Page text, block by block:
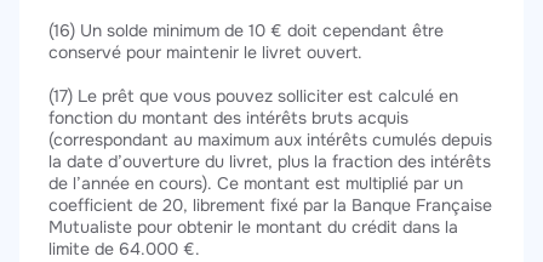
(16) Un solde minimum de 10 € doit cependant être
conservé pour maintenir le livret ouvert.
(17) Le prêt que vous pouvez solliciter est calculé en
fonction du montant des intérêts bruts acquis
(correspondant au maximum aux intérêts cumulés depuis
la date d’ouverture du livret, plus la fraction des intérêts
de l’année en cours). Ce montant est multiplié par un
coefficient de 20, librement fixé par la Banque Française
Mutualiste pour obtenir le montant du crédit dans la
limite de 64.000 €.